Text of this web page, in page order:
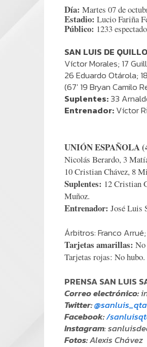
Día: Martes 07 de
Estadio: Lucio Fariña
Público: 1233
SAN LUIS DE
Víctor Morales; 17
26 Eduardo Otárola;
(67′ 19 Bryan Camilo
Suplentes: 33
Entrenador: Víctor
UNIÓN ESPAÑOLA
Nicolás Berardo, 3
10 Cristian Chávez, 8
Suplentes: 12 Cristian
Muñoz.
Entrenador: José Luis
Árbitros: Franco
Tarjetas amarillas: No
Tarjetas rojas: No hubo.
PRENSA SAN LUIS
Correo electrónico:
Twitter:@sanluis_qta
Facebook:/
Instagram:
Fotos:Alexis Chávez